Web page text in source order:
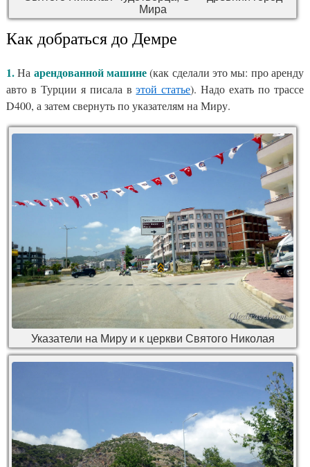
Мира
Как добраться до Демре
1.На арендованной машине(как сделали это мы: про аренду
авто в Турции я писала вэтой статье). Надо ехать по трассе
D400, а затем свернуть по указателям на Миру.
Указатели на Миру и к церкви Святого Николая